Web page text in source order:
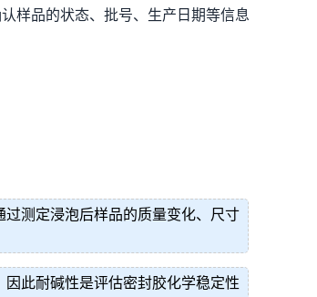
样品的状态、批号、生产日期等信息
测定浸泡后样品的质量变化、尺寸
因此耐碱性是评估密封胶化学稳定性